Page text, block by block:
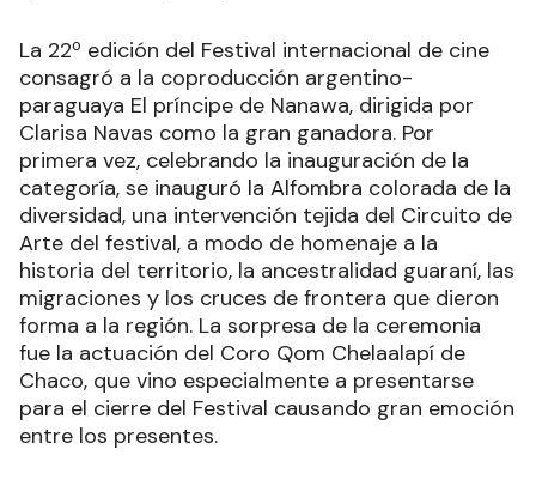
La 22º edición del Festival internacional de cine
consagró a la coproducción argentino-
paraguaya El príncipe de Nanawa, dirigida por
Clarisa Navas como la gran ganadora. Por
primera vez, celebrando la inauguración de la
categoría, se inauguró la Alfombra colorada de la
diversidad, una intervención tejida del Circuito de
Arte del festival, a modo de homenaje a la
historia del territorio, la ancestralidad guaraní, las
migraciones y los cruces de frontera que dieron
forma a la región. La sorpresa de la ceremonia
fue la actuación del Coro Qom Chelaalapí de
Chaco, que vino especialmente a presentarse
para el cierre del Festival causando gran emoción
entre los presentes.